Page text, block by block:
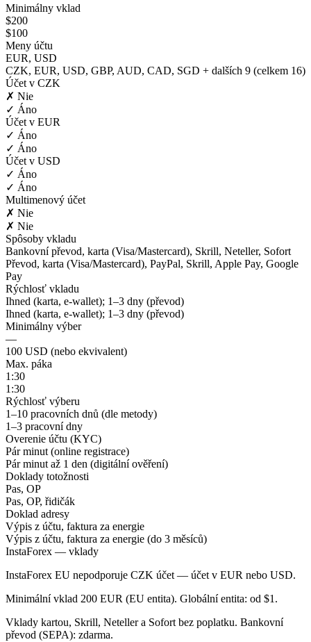
Minimálny vklad
$200
$100
Meny účtu
EUR, USD
CZK, EUR, USD, GBP, AUD, CAD, SGD + dalších 9 (celkem 16)
Účet v CZK
✗ Nie
✓ Áno
Účet v EUR
✓ Áno
✓ Áno
Účet v USD
✓ Áno
✓ Áno
Multimenový účet
✗ Nie
✗ Nie
Spôsoby vkladu
Bankovní převod, karta (Visa/Mastercard), Skrill, Neteller, Sofort
Převod, karta (Visa/Mastercard), PayPal, Skrill, Apple Pay, Google
Pay
Rýchlosť vkladu
Ihned (karta, e-wallet); 1–3 dny (převod)
Ihned (karta, e-wallet); 1–3 dny (převod)
Minimálny výber
—
100 USD (nebo ekvivalent)
Max. páka
1:30
1:30
Rýchlosť výberu
1–10 pracovních dnů (dle metody)
1–3 pracovní dny
Overenie účtu (KYC)
Pár minut (online registrace)
Pár minut až 1 den (digitální ověření)
Doklady totožnosti
Pas, OP
Pas, OP, řidičák
Doklad adresy
Výpis z účtu, faktura za energie
Výpis z účtu, faktura za energie (do 3 měsíců)
InstaForex — vklady
InstaForex EU nepodporuje CZK účet — účet v EUR nebo USD.
Minimální vklad 200 EUR (EU entita). Globální entita: od $1.
Vklady kartou, Skrill, Neteller a Sofort bez poplatku. Bankovní
převod (SEPA): zdarma.